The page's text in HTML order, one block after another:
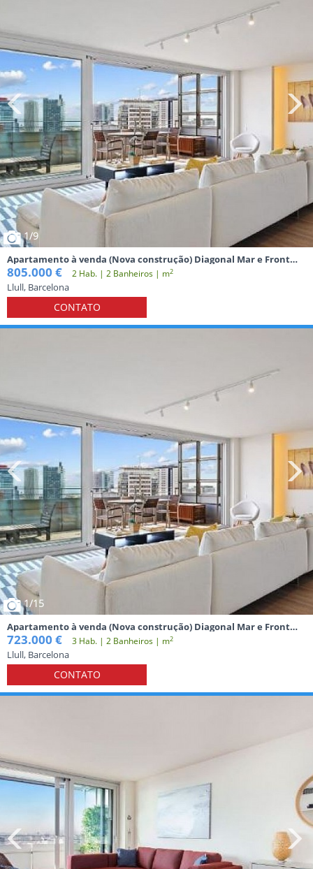
1/9
Apartamento à venda (Nova construção) Diagonal Mar e Front
Marítim de Poblenou Barcelona
805.000 € 2 Hab. | 2 Banheiros | m2
Llull, Barcelona
CONTATO
1/15
Apartamento à venda (Nova construção) Diagonal Mar e Front
Marítim de Poblenou Barcelona
723.000 € 3 Hab. | 2 Banheiros | m2
Llull, Barcelona
CONTATO